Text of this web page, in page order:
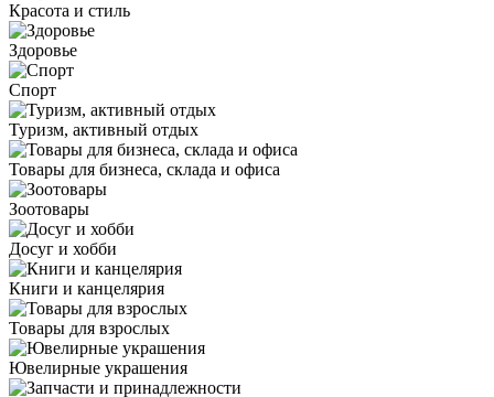
Красота и стиль
Здоровье
Спорт
Туризм, активный отдых
Товары для бизнеса, склада и офиса
Зоотовары
Досуг и хобби
Книги и канцелярия
Товары для взрослых
Ювелирные украшения